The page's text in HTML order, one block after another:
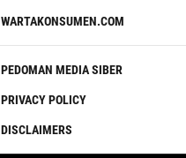
WARTAKONSUMEN.COM
PEDOMAN MEDIA SIBER
PRIVACY POLICY
DISCLAIMERS